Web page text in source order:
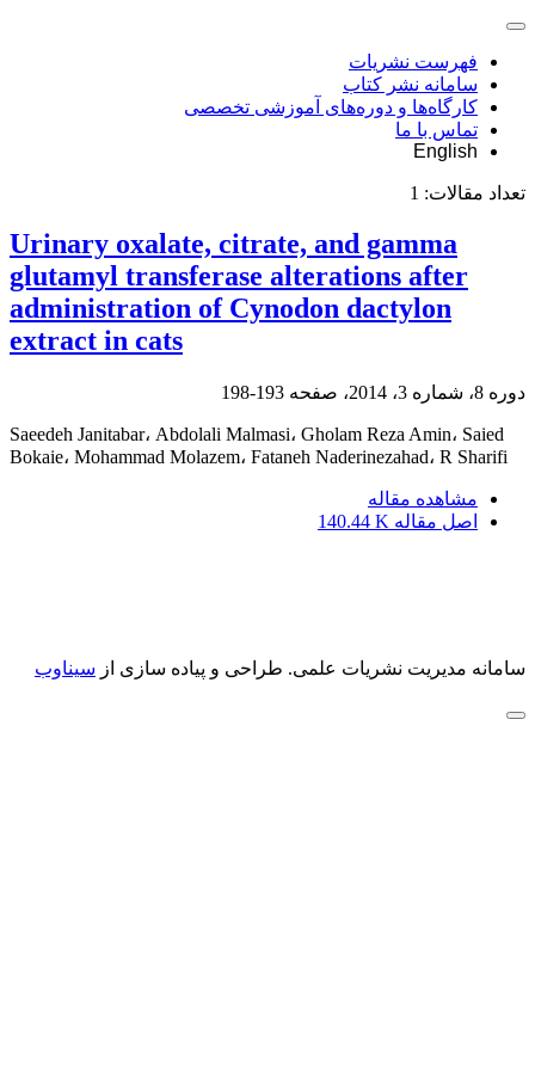
فهرست نشریات
سامانه نشر کتاب
کارگاه‌ها و دوره‌های آموزشی تخصصی
تماس با ما
English
تعداد مقالات: 1
Urinary oxalate, citrate, and gamma
glutamyl transferase alterations after
administration of Cynodon dactylon
extract in cats
دوره 8، شماره 3، 2014، صفحه 193-198
Saeedeh Janitabar، Abdolali Malmasi، Gholam Reza Amin، Saied
Bokaie، Mohammad Molazem، Fataneh Naderinezahad، R Sharifi
مشاهده مقاله
اصل مقاله 140.44 K
سامانه مدیریت نشریات علمی. طراحی و پیاده سازی از سیناوب